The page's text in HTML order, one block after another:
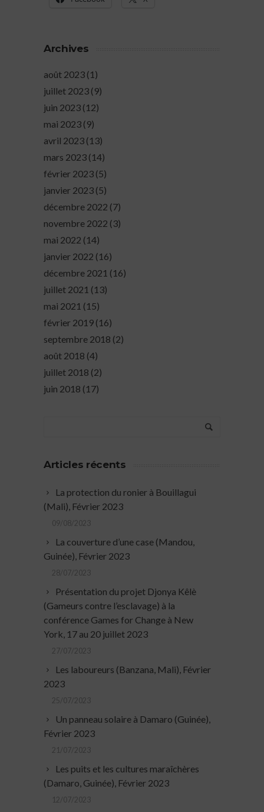
Archives
août 2023 (1)
juillet 2023 (9)
juin 2023 (12)
mai 2023 (9)
avril 2023 (13)
mars 2023 (14)
février 2023 (5)
janvier 2023 (5)
décembre 2022 (7)
novembre 2022 (3)
mai 2022 (14)
janvier 2022 (16)
décembre 2021 (16)
juillet 2021 (13)
mai 2021 (15)
février 2019 (16)
septembre 2018 (2)
août 2018 (4)
juillet 2018 (2)
juin 2018 (17)
Articles récents
La protection du ronier à Bouillagui
(Mali), Février 2023
09/08/2023
La couverture d’une case (Mandou,
Guinée), Février 2023
28/07/2023
Présentation du projet Djonya Kêlè
(Gameurs contre l’esclavage) à la
conférence Games for Change à New
York, 17 au 20 juillet 2023
27/07/2023
Les laboureurs (Banzana, Mali), Février
2023
25/07/2023
Un panneau solaire à Damaro (Guinée),
Février 2023
21/07/2023
Les puits et les cultures maraîchères
(Damaro, Guinée), Février 2023
12/07/2023